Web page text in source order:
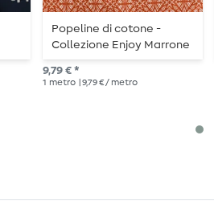
Popeline di cotone -
Collezione Enjoy Marrone
astratto
9,79 € *
1 metro | 9,79 € / metro